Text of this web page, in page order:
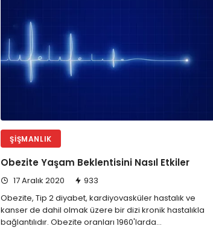
ŞIŞMANLIK
Obezite Yaşam Beklentisini Nasıl Etkiler
17 Aralık 2020
933
Obezite, Tip 2 diyabet, kardiyovasküler hastalık ve
kanser de dahil olmak üzere bir dizi kronik hastalıkla
bağlantılıdır. Obezite oranları 1960'larda…